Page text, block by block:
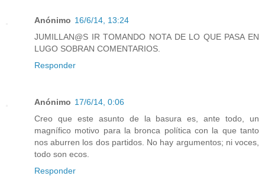
Anónimo 16/6/14, 13:24
JUMILLAN@S IR TOMANDO NOTA DE LO QUE PASA EN
LUGO SOBRAN COMENTARIOS.
Responder
Anónimo 17/6/14, 0:06
Creo que este asunto de la basura es, ante todo, un
magnífico motivo para la bronca política con la que tanto
nos aburren los dos partidos. No hay argumentos; ni voces,
todo son ecos.
Responder